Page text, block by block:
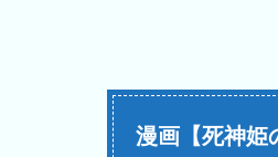
漫画【死神姫